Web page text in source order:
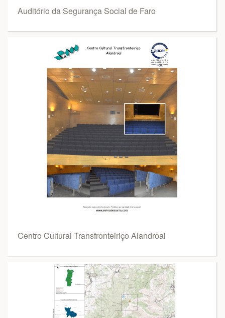
Auditório da Segurança Social de Faro
Centro Cultural Transfronteiriço Alandroal